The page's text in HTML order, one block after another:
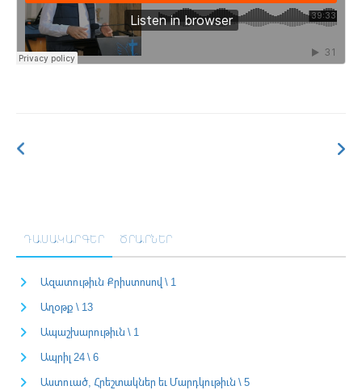
ԴԱՍԱԿԱՐԳԵՐ ԾՐԱՐՆԵՐ
Ազատութիւն Քրիստոսով \ 1
Աղօթք \ 13
Ապաշխարութիւն \ 1
Ապրիլ 24 \ 6
Աստուած, Հրեշտակներ եւ Մարդկութիւն \ 5